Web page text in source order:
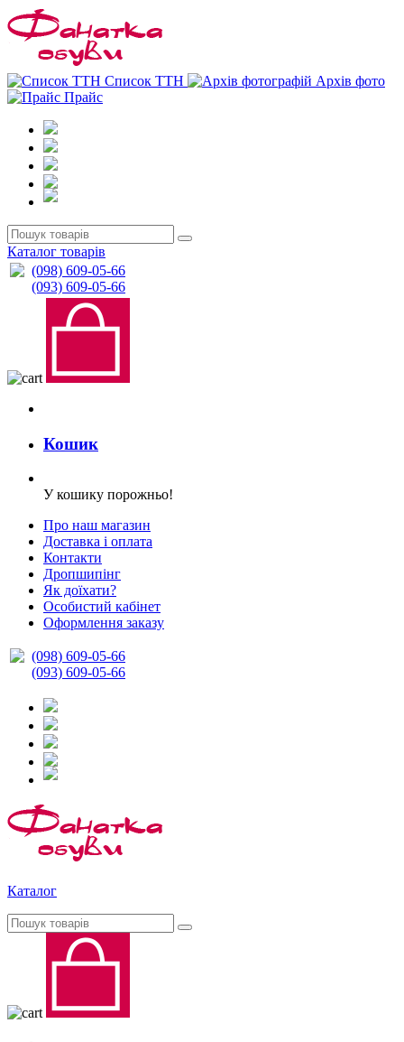
Список ТТН
Архів фото
Прайс
Каталог товарів
(098) 609-05-66
(093) 609-05-66
Кошик
У кошику порожньо!
Про наш магазин
Доставка і оплата
Контакти
Дропшипінг
Як доїхати?
Особистий кабінет
Оформлення заказу
(098) 609-05-66
(093) 609-05-66
Каталог